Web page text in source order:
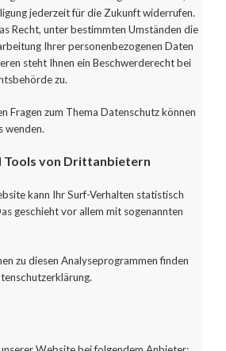
jederzeit für die Zukunft widerrufen.
Recht, unter bestimmten Umständen die
Ihrer personenbezogenen Daten
steht Ihnen ein Beschwerderecht bei
zu.
Fragen zum Thema Datenschutz können
wenden.
Tools von Drittanbietern
kann Ihr Surf-Verhalten statistisch
geschieht vor allem mit sogenannten
zu diesen Analyseprogrammen finden